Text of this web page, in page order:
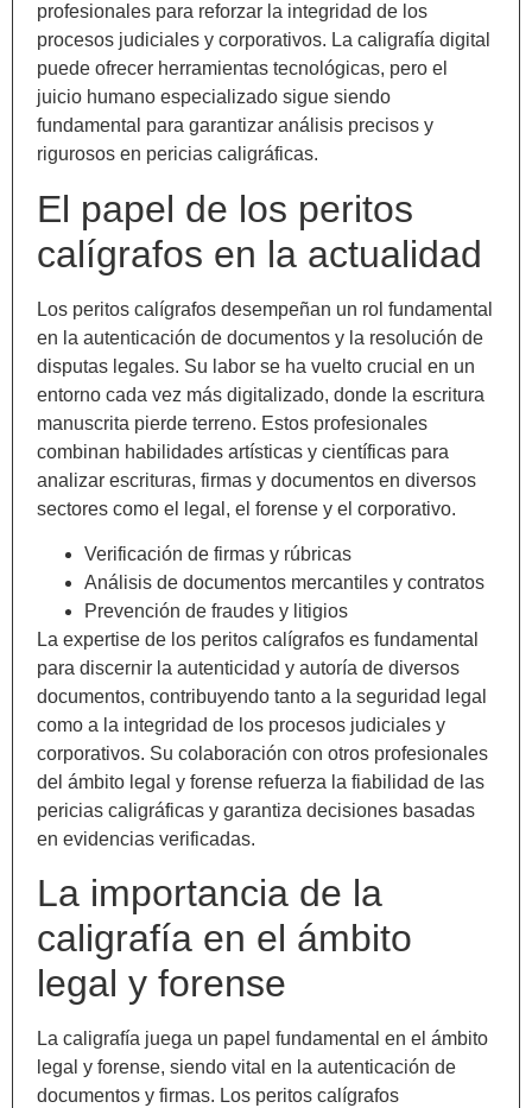
profesionales para reforzar la integridad de los
procesos judiciales y corporativos. La caligrafía digital
puede ofrecer herramientas tecnológicas, pero el
juicio humano especializado sigue siendo
fundamental para garantizar análisis precisos y
rigurosos en pericias caligráficas.
El papel de los peritos
calígrafos en la actualidad
Los peritos calígrafos desempeñan un rol fundamental
en la autenticación de documentos y la resolución de
disputas legales. Su labor se ha vuelto crucial en un
entorno cada vez más digitalizado, donde la escritura
manuscrita pierde terreno. Estos profesionales
combinan habilidades artísticas y científicas para
analizar escrituras, firmas y documentos en diversos
sectores como el legal, el forense y el corporativo.
Verificación de firmas y rúbricas
Análisis de documentos mercantiles y contratos
Prevención de fraudes y litigios
La expertise de los peritos calígrafos es fundamental
para discernir la autenticidad y autoría de diversos
documentos, contribuyendo tanto a la seguridad legal
como a la integridad de los procesos judiciales y
corporativos. Su colaboración con otros profesionales
del ámbito legal y forense refuerza la fiabilidad de las
pericias caligráficas y garantiza decisiones basadas
en evidencias verificadas.
La importancia de la
caligrafía en el ámbito
legal y forense
La caligrafía juega un papel fundamental en el ámbito
legal y forense, siendo vital en la autenticación de
documentos y firmas. Los peritos calígrafos